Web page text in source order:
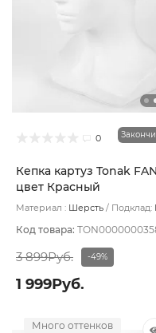
0
Кепка картуз Tonak
цвет Красный
Материал : Шерсть Подклад:
Код товара:
3 899Руб. -49%
1 999Руб.
Много оттенков